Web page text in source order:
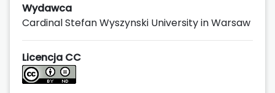
Wydawca
Cardinal Stefan Wyszynski University in Warsaw
Licencja CC